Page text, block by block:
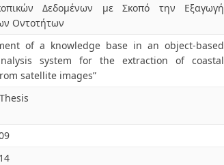
Δεδομένων με Σκοπό την Εξαγωγή
Οντοτήτων
of a knowledge base in an object-based
system for the extraction of coastal
satellite images”